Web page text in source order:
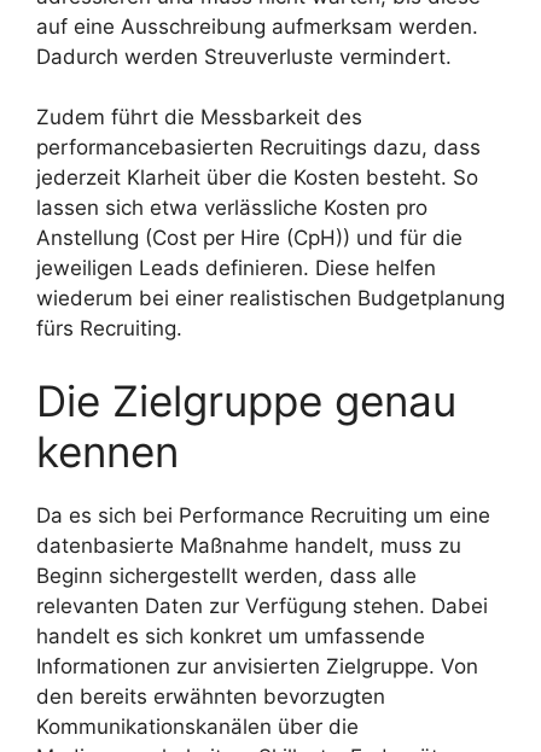
auf eine Ausschreibung aufmerksam werden.
Dadurch werden Streuverluste vermindert.
Zudem führt die Messbarkeit des
performancebasierten Recruitings dazu, dass
jederzeit Klarheit über die Kosten besteht. So
lassen sich etwa verlässliche Kosten pro
Anstellung (Cost per Hire (CpH)) und für die
jeweiligen Leads definieren. Diese helfen
wiederum bei einer realistischen Budgetplanung
fürs Recruiting.
Die Zielgruppe genau
kennen
Da es sich bei Performance Recruiting um eine
datenbasierte Maßnahme handelt, muss zu
Beginn sichergestellt werden, dass alle
relevanten Daten zur Verfügung stehen. Dabei
handelt es sich konkret um umfassende
Informationen zur anvisierten Zielgruppe. Von
den bereits erwähnten bevorzugten
Kommunikationskanälen über die